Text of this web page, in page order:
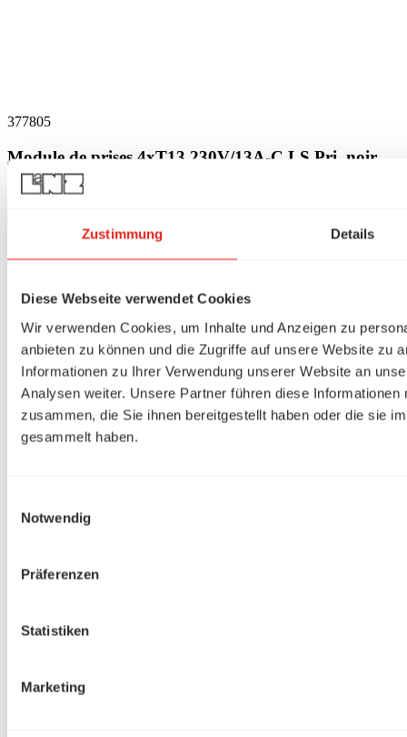
Zustimmung Details
Diese Webseite verwendet Cookies
Wir verwenden Cookies, um Inhalte und Anzeigen zu
anbieten zu können und die Zugriffe auf unsere Website zu
Informationen zu Ihrer Verwendung unserer Website an
Analysen weiter. Unsere Partner führen diese
zusammen, die Sie ihnen bereitgestellt haben oder die sie
gesammelt haben.
Notwendig
Präferenzen
Statistiken
Marketing
377805
Module de prises 4xT13 230V/13A-C LS Pri, noir
Matière plastique
377806